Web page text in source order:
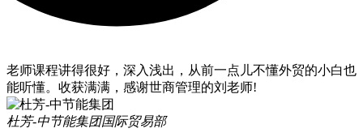
老师课程讲得很好，深入浅出，从前一点儿不懂外贸的小白也
能听懂。收获满满，感谢世商管理的刘老师!
杜芳-中节能集团国际贸易部